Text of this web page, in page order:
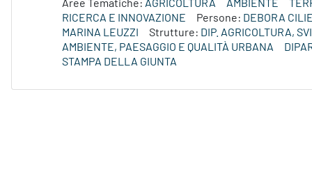
Aree Tematiche: AGRICOLTURA AMBIENTE
RICERCA E INNOVAZIONE
Persone: DEBORA
MARINA LEUZZI
Strutture: DIP. AGRICOLTURA,
AMBIENTE, PAESAGGIO E QUALITÀ URBANA
STAMPA DELLA GIUNTA